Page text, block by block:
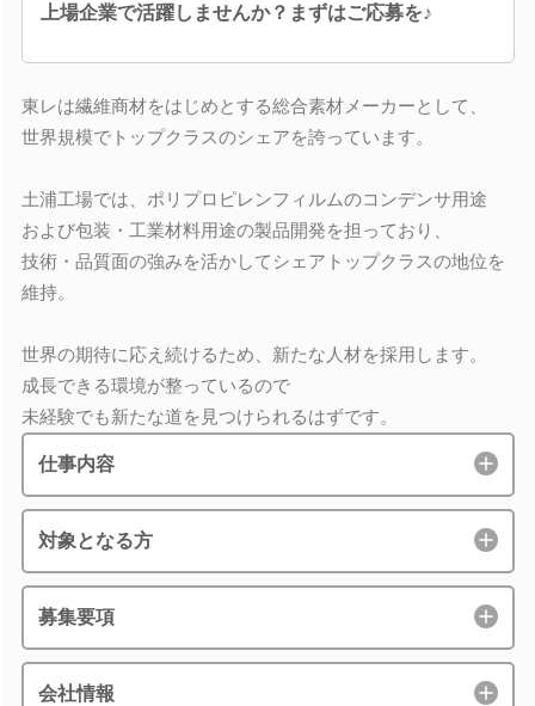
上場企業で活躍しませんか？まずはご応募を♪
東レは繊維商材をはじめとする総合素材メーカーとして、
世界規模でトップクラスのシェアを誇っています。
土浦工場では、ポリプロピレンフィルムのコンデンサ用途
および包装・工業材料用途の製品開発を担っており、
技術・品質面の強みを活かしてシェアトップクラスの地位を
維持。
世界の期待に応え続けるため、新たな人材を採用します。
成長できる環境が整っているので
未経験でも新たな道を見つけられるはずです。
仕事内容
対象となる方
募集要項
会社情報